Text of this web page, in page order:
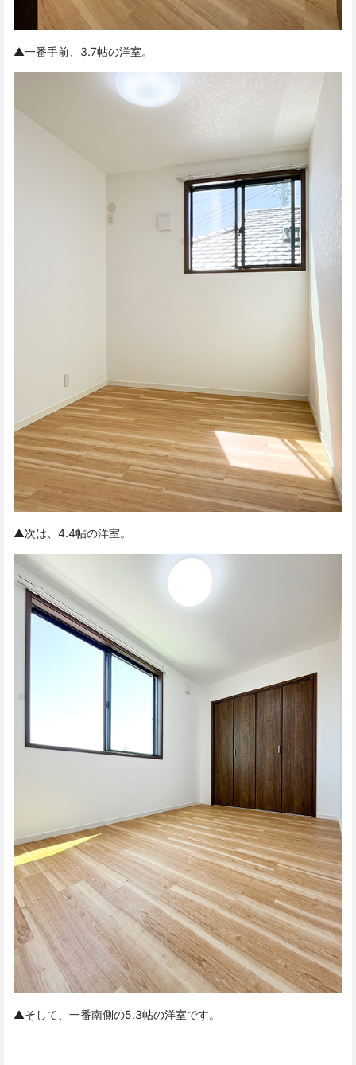
▲一番手前、3.7帖の洋室。
▲次は、4.4帖の洋室。
▲そして、一番南側の5.3帖の洋室です。